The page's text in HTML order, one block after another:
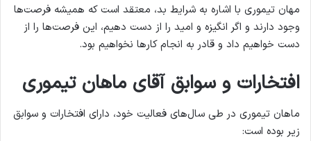
مهان تیموری با اشاره به شرایط بد، معتقد است که همیشه فرصت‌ها
وجود دارند و اگر انگیزه و امید را از دست دهیم، این فرصت‌ها را از
دست خواهیم داد و قادر به انجام کارها نخواهیم بود.
افتخارات و سوابق آقای ماهان تیموری
ماهان تیموری در طی سال‌های فعالیت خود، دارای افتخارات و سوابق
زیر بوده است: